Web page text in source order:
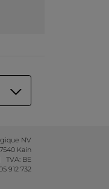
NV
Kain
TVA: BE
912 732